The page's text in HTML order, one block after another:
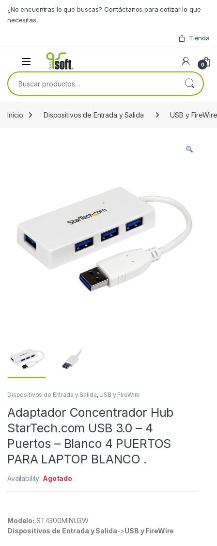
¿No encuentras lo que buscas? Contáctanos para cotizar lo que
necesitas.
Tienda
0
Buscar por:
Inicio Dispositivos de Entrada y Salida USB y FireWire
Dispositivos de Entrada y Salida, USB y FireWire
Adaptador Concentrador Hub
StarTech.com USB 3.0 – 4
Puertos – Blanco 4 PUERTOS
PARA LAPTOP BLANCO .
Availability: Agotado
Modelo: ST4300MINU3W
Dispositivos de Entrada y Salida->USB y FireWire